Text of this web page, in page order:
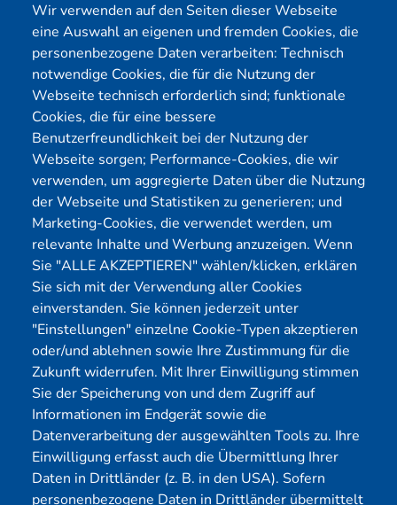
Wir verwenden auf den Seiten dieser Webseite
eine Auswahl an eigenen und fremden Cookies, die
personenbezogene Daten verarbeiten: Technisch
notwendige Cookies, die für die Nutzung der
Webseite technisch erforderlich sind; funktionale
Cookies, die für eine bessere
Benutzerfreundlichkeit bei der Nutzung der
Webseite sorgen; Performance-Cookies, die wir
verwenden, um aggregierte Daten über die Nutzung
der Webseite und Statistiken zu generieren; und
Marketing-Cookies, die verwendet werden, um
relevante Inhalte und Werbung anzuzeigen. Wenn
Sie "ALLE AKZEPTIEREN" wählen/klicken, erklären
Sie sich mit der Verwendung aller Cookies
einverstanden. Sie können jederzeit unter
"Einstellungen" einzelne Cookie-Typen akzeptieren
oder/und ablehnen sowie Ihre Zustimmung für die
Zukunft widerrufen. Mit Ihrer Einwilligung stimmen
Sie der Speicherung von und dem Zugriff auf
Informationen im Endgerät sowie die
Datenverarbeitung der ausgewählten Tools zu. Ihre
Einwilligung erfasst auch die Übermittlung Ihrer
Daten in Drittländer (z. B. in den USA). Sofern
personenbezogene Daten in Drittländer übermittelt
Telefon:0231 39814905
E-Mail:
info@yekta-it.de
(Mo.-Fr.9-17 Uhr)
Menü
Cybersecurity
Pentest Anbieter
Pentest Kosten Rechner
KMU CyberRisikoCheck
OT-Security
Physical Pentest
Über uns
Förderungen
Kontakt
Blog
Karriere
Datenschutz
Impressum
Mitglied